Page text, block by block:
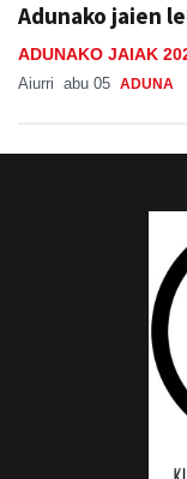
Adunako jaien
ADUNAKO JAIAK
Aiurri abu 05 ADUNA